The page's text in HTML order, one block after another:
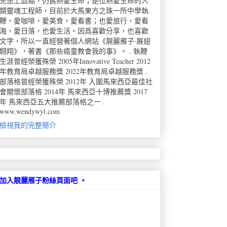
類靈魂工程師，目前於大馬東方之珠一所中學執
鞭。愛咖啡，愛美食，愛看書；也愛旅行，愛看
海，愛日落，也愛生活。因爲喜歡分享，也喜歡
文字，所以一直經營著個人網站《靚麗雁子·展翅
翺翔》，著書《那些癌童教會我的事》。 . 執鞭
生涯曾經榮獲殊榮 2005年Innovative Teacher 2012
年教育局卓越服務獎 2022年教育局卓越服務獎 .
部落格曾經榮獲殊榮 2012年 入圍馬來西亞最佳社
會關懷部落格 2014年 馬來西亞十博推薦獎 2017
年 馬來西亞五大推薦部落格之一 .
www.wendywyl.com
檢視我的完整簡介
加入靚麗雁子粉絲頁面吧 。